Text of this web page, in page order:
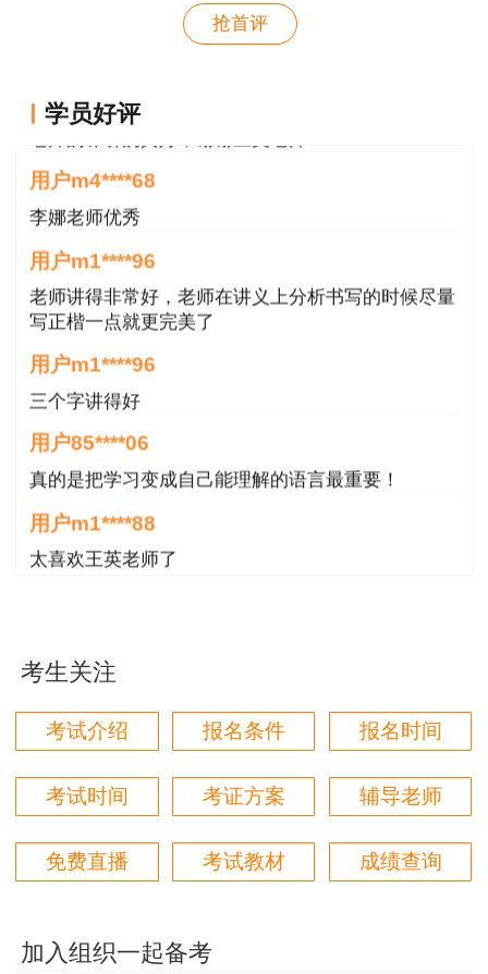
2020年度广西二级造价工程师职业资
格考试合格人员名单.xlsx
抢首评
学员好评
李娜老师优秀
用户m1****96
老师讲得非常好，老师在讲义上分析书写的时候尽量
写正楷一点就更完美了
用户m1****96
三个字讲得好
用户85****06
真的是把学习变成自己能理解的语言最重要！
用户m1****88
太喜欢王英老师了
用户m5****68
老师讲的很细致很认真，课件准备充分也非常有耐
力。
最棒的预习课
用户m2****66
越听越觉得好
越听越觉得好
考生关注
考试介绍 报名条件 报名时间
考试时间 考证方案 辅导老师
免费直播 考试教材 成绩查询
加入组织一起备考